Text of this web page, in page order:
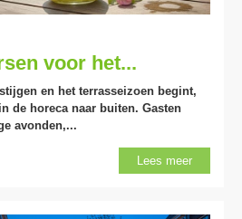
voor het...
en het terrasseizoen begint,
de horeca naar buiten. Gasten
avonden,...
Lees meer